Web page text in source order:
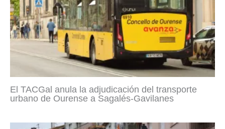
El TACGal anula la adjudicación del transporte
urbano de Ourense a Sagalés-Gavilanes